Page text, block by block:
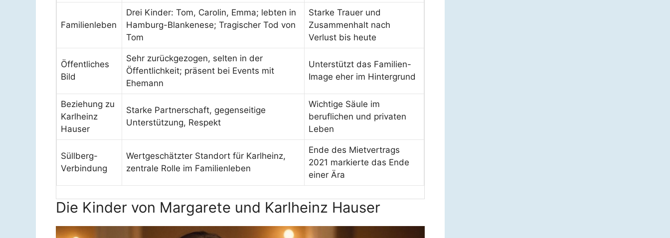
Familienleben
Drei Kinder: Tom, Carolin, Emma; lebten in
Hamburg-Blankenese; Tragischer Tod von
Tom
Starke Trauer und
Zusammenhalt nach
Verlust bis heute
Öffentliches
Bild
Sehr zurückgezogen, selten in der
Öffentlichkeit; präsent bei Events mit
Ehemann
Unterstützt das Familien-
Image eher im Hintergrund
Beziehung zu
Karlheinz
Hauser
Starke Partnerschaft, gegenseitige
Unterstützung, Respekt
Wichtige Säule im
beruflichen und privaten
Leben
Süllberg-
Verbindung
Wertgeschätzter Standort für Karlheinz,
zentrale Rolle im Familienleben
Ende des Mietvertrags
2021 markierte das Ende
einer Ära
Die Kinder von Margarete und Karlheinz Hauser